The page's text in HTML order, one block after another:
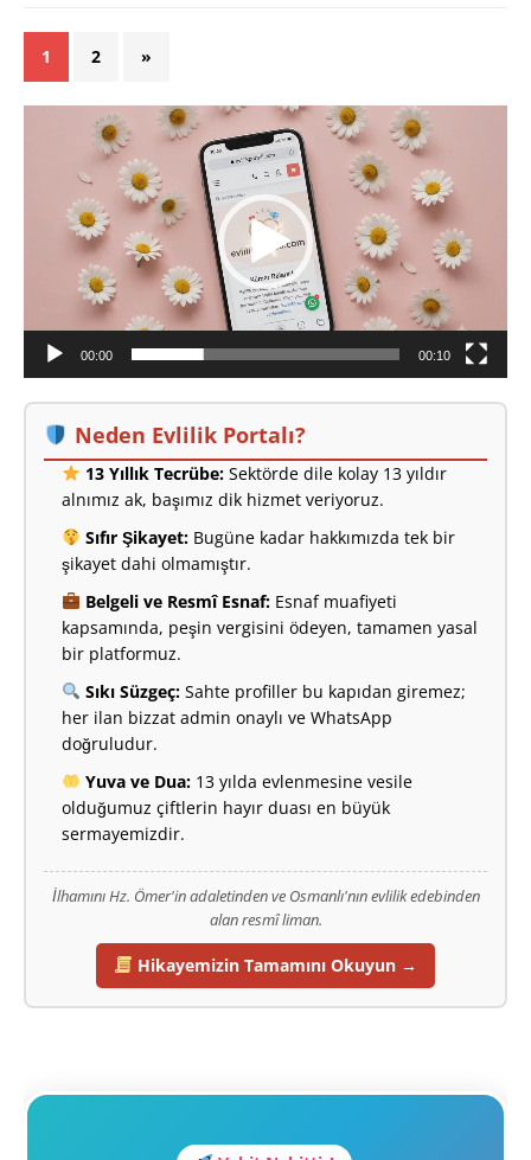
1 2 »
00:00 00:10
Neden Evlilik Portalı?
13 Yıllık Tecrübe:Sektörde dile kolay 13 yıldır
alnımız ak, başımız dik hizmet veriyoruz.
Sıfır Şikayet:Bugüne kadar hakkımızda tek bir
şikayet dahi olmamıştır.
Belgeli ve Resmî Esnaf:Esnaf muafiyeti
kapsamında, peşin vergisini ödeyen, tamamen yasal
bir platformuz.
Sıkı Süzgeç:Sahte profiller bu kapıdan giremez;
her ilan bizzat admin onaylı ve WhatsApp
doğruludur.
Yuva ve Dua:13 yılda evlenmesine vesile
olduğumuz çiftlerin hayır duası en büyük
sermayemizdir.
İlhamını Hz. Ömer'in adaletinden ve Osmanlı'nın evlilik edebinden
alan resmî liman.
Hikayemizin Tamamını Okuyun →